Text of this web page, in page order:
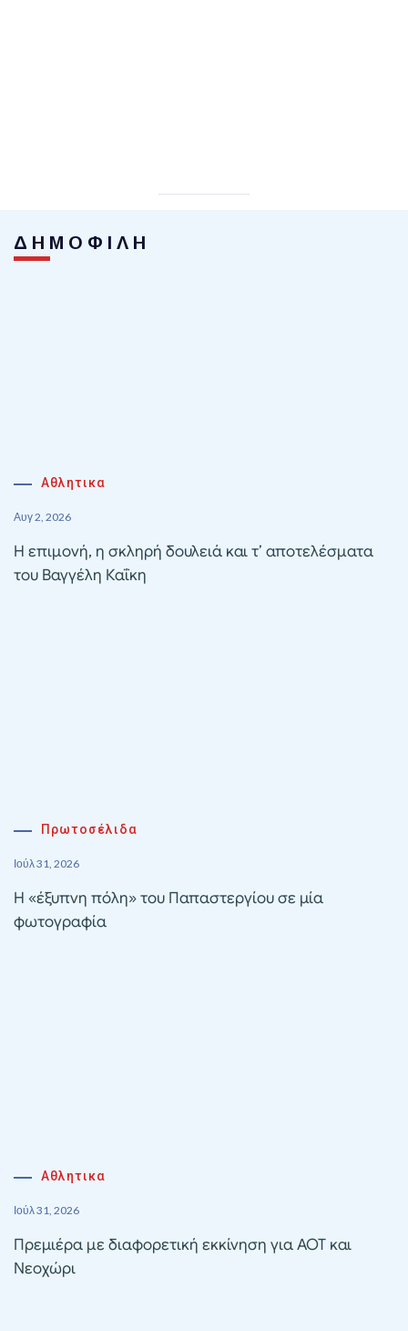
ΔΗΜΟΦΙΛΗ
Αθλητικα
Αυγ 2, 2026
Η επιμονή, η σκληρή δουλειά και τ’ αποτελέσματα
του Βαγγέλη Καΐκη
Πρωτοσέλιδα
Ιούλ 31, 2026
Η «έξυπνη πόλη» του Παπαστεργίου σε μία
φωτογραφία
Αθλητικα
Ιούλ 31, 2026
Πρεμιέρα με διαφορετική εκκίνηση για ΑΟΤ και
Νεοχώρι